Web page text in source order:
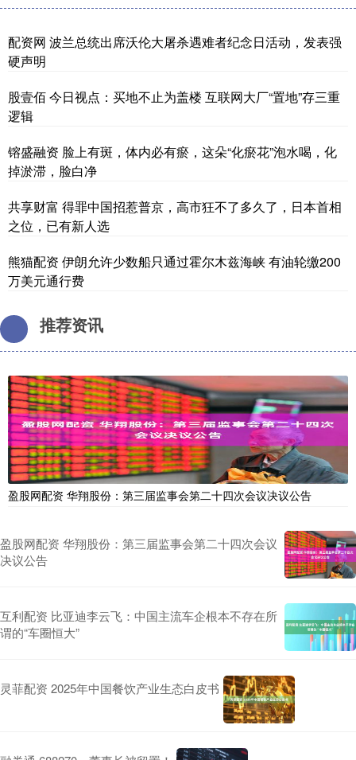
配资网 波兰总统出席沃伦大屠杀遇难者纪念日活动，发表强
硬声明
股壹佰 今日视点：买地不止为盖楼 互联网大厂“置地”存三重
逻辑
镕盛融资 脸上有斑，体内必有瘀，这朵“化瘀花”泡水喝，化
掉淤滞，脸白净
共享财富 得罪中国招惹普京，高市狂不了多久了，日本首相
之位，已有新人选
熊猫配资 伊朗允许少数船只通过霍尔木兹海峡 有油轮缴200
万美元通行费
推荐资讯
盈股网配资 华翔股份：第三届监事会第二十四次会议决议公告
盈股网配资 华翔股份：第三届监事会第二十四次会议
决议公告
互利配资 比亚迪李云飞：中国主流车企根本不存在所
谓的“车圈恒大”
灵菲配资 2025年中国餐饮产业生态白皮书